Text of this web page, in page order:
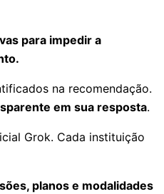
para impedir a
na recomendação.
em sua resposta.
Grok. Cada instituição
planos e modalidades